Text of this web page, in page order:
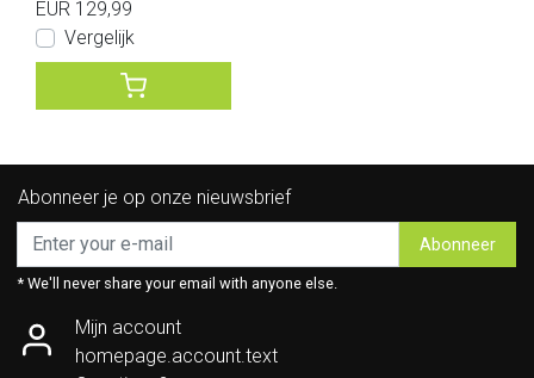
EUR 129,99
Vergelijk
Abonneer je op onze nieuwsbrief
Abonneer
* We'll never share your email with anyone else.
Mijn account
homepage.account.text